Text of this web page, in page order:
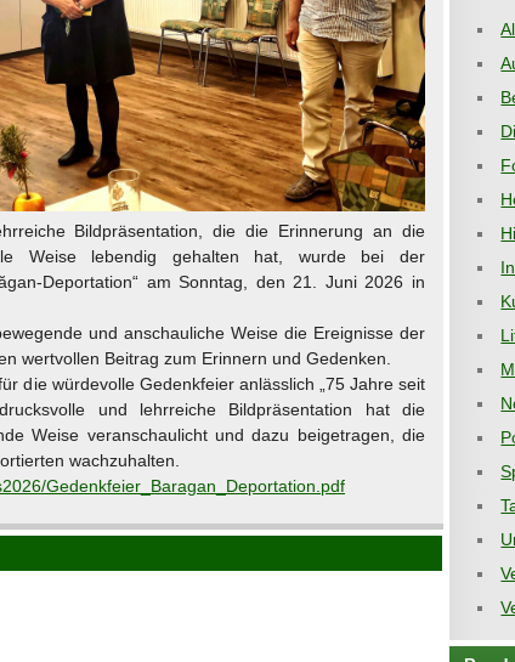
Bildpräsentation, die die Erinnerung an die
Weise lebendig gehalten hat, wurde bei der
Deportation“ am Sonntag, den 21. Juni 2026 in
und anschauliche Weise die Ereignisse der
wertvollen Beitrag zum Erinnern und Gedenken.
die würdevolle Gedenkfeier anlässlich „75 Jahre seit
und lehrreiche Bildpräsentation hat die
Weise veranschaulicht und dazu beigetragen, die
wachzuhalten.
Gedenkfeier_Baragan_Deportation.pdf